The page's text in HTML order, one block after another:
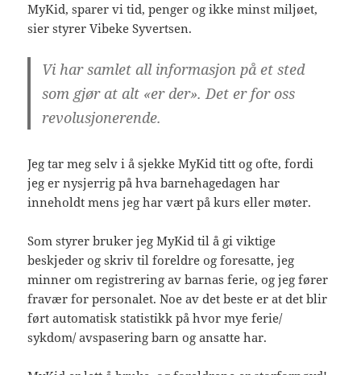
MyKid, sparer vi tid, penger og ikke minst miljøet,
sier styrer Vibeke Syvertsen.
Vi har samlet all informasjon på et sted
som gjør at alt «er der». Det er for oss
revolusjonerende.
Jeg tar meg selv i å sjekke MyKid titt og ofte, fordi
jeg er nysjerrig på hva barnehagedagen har
inneholdt mens jeg har vært på kurs eller møter.
Som styrer bruker jeg MyKid til å gi viktige
beskjeder og skriv til foreldre og foresatte, jeg
minner om registrering av barnas ferie, og jeg fører
fravær for personalet. Noe av det beste er at det blir
ført automatisk statistikk på hvor mye ferie/
sykdom/ avspasering barn og ansatte har.